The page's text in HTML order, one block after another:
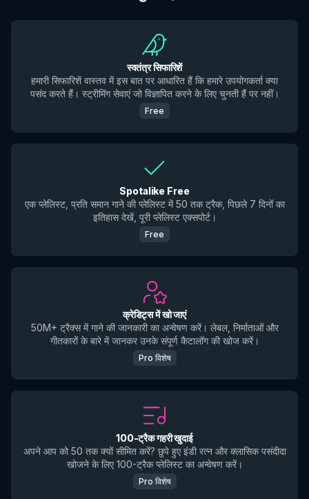
स्वतंत्र सिफारिशें
हमारी सिफारिशें वास्तव में इस बात पर आधारित हैं कि हमारे उपयोगकर्ता क्या
पसंद करते हैं। स्ट्रीमिंग सेवाएं जो विज्ञापित करने के लिए चुनती हैं पर नहीं।
Free
Spotalike Free
एक प्लेलिस्ट, प्रति समान गाने की प्लेलिस्ट में 50 तक ट्रैक, पिछले 7 दिनों का
इतिहास देखें, पूरी प्लेलिस्ट एक्सपोर्ट।
Free
क्रेडिट्स में खो जाएं
50M+ ट्रैक्स में गाने की जानकारी का अन्वेषण करें। लेबल, निर्माताओं और
गीतकारों के बारे में जानकर उनके संपूर्ण कैटालॉग की खोज करें।
Pro विशेष
100-ट्रैक गहरी खुदाई
अपने आप को 50 तक क्यों सीमित करें? छुपे हुए इंडी रत्न और क्लासिक पसंदीदा
खोजने के लिए 100-ट्रैक प्लेलिस्ट का अन्वेषण करें।
Pro विशेष